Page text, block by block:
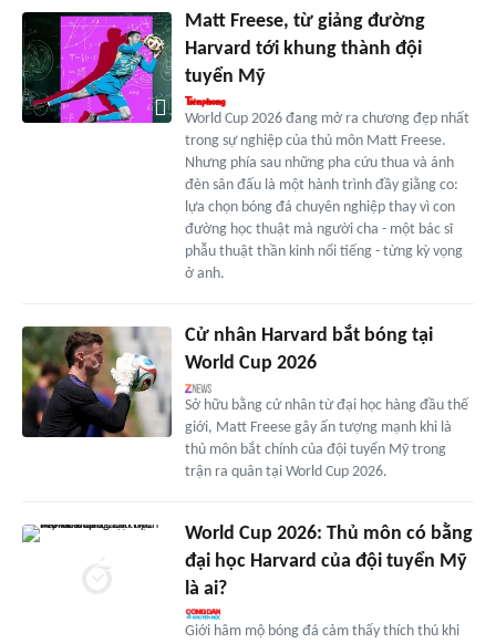
Matt Freese, từ giảng đường
Harvard tới khung thành đội
tuyển Mỹ
World Cup 2026 đang mở ra chương đẹp nhất
trong sự nghiệp của thủ môn Matt Freese.
Nhưng phía sau những pha cứu thua và ánh
đèn sân đấu là một hành trình đầy giằng co:
lựa chọn bóng đá chuyên nghiệp thay vì con
đường học thuật mà người cha - một bác sĩ
phẫu thuật thần kinh nổi tiếng - từng kỳ vọng
ở anh.
Cử nhân Harvard bắt bóng tại
World Cup 2026
Sở hữu bằng cử nhân từ đại học hàng đầu thế
giới, Matt Freese gây ấn tượng mạnh khi là
thủ môn bắt chính của đội tuyển Mỹ trong
trận ra quân tại World Cup 2026.
World Cup 2026: Thủ môn có bằng
đại học Harvard của đội tuyển Mỹ
là ai?
Giới hâm mộ bóng đá cảm thấy thích thú khi